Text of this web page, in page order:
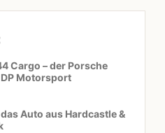
Cargo – der Porsche
Motorsport
Auto aus Hardcastle &